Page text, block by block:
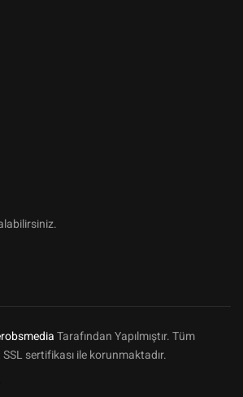
Tarafından Yapılmıştır. Tüm
sertifikası ile korunmaktadır.